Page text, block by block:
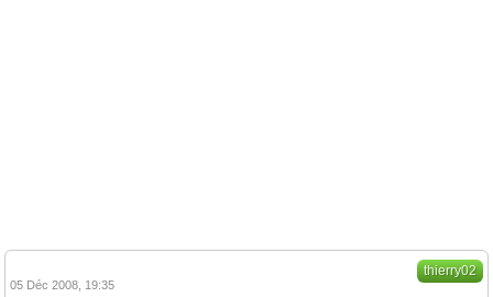
thierry02
05 Déc 2008, 19:35